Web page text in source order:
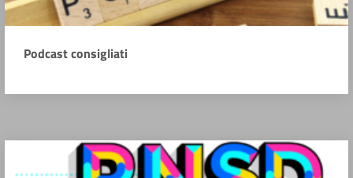
Podcast consigliati